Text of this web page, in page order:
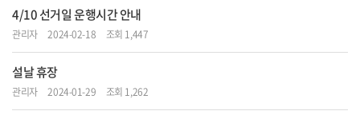
4/10 선거일 운행시간 안내
관리자 2024-02-18 조회 1,447
설날 휴장
관리자 2024-01-29 조회 1,262